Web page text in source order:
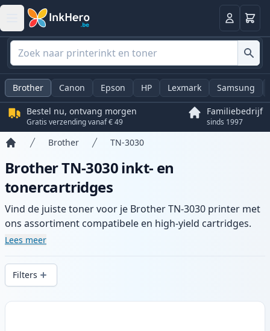
Log in
Brother Canon Epson HP Lexmark Samsung
Bestel nu, ontvang morgen
Gratis verzending vanaf € 49
Familiebedrijf
sinds 1997
Brother TN-3030
Brother TN-3030 inkt- en
tonercartridges
Vind de juiste toner voor je Brother TN-3030 printer met
ons assortiment compatibele en high-yield cartridges.
Geniet van consistente printkwaliteit en snelle levering
Lees meer
Filters
Producten